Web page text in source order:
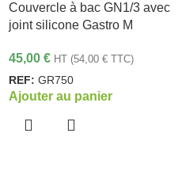
Couvercle à bac GN1/3 avec
joint silicone Gastro M
45,00 € HT (54,00 € TTC)
REF: GR750
Ajouter au panier